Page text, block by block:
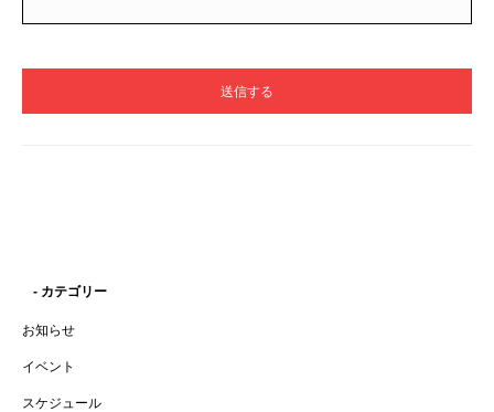
- カテゴリー
お知らせ
イベント
スケジュール